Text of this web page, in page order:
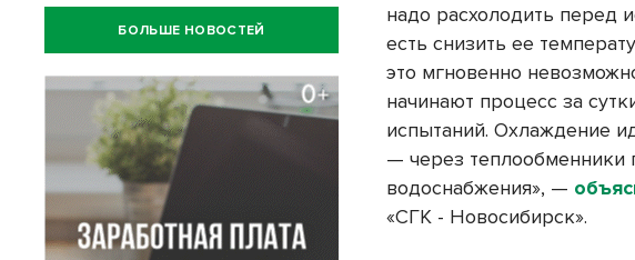
надо расхолодить перед
есть снизить ее
это мгновенно
начинают процесс за
испытаний. Охлаждение
— через теплообменники
водоснабжения», —
«СГК - Новосибирск».
БОЛЬШЕ НОВОСТЕЙ